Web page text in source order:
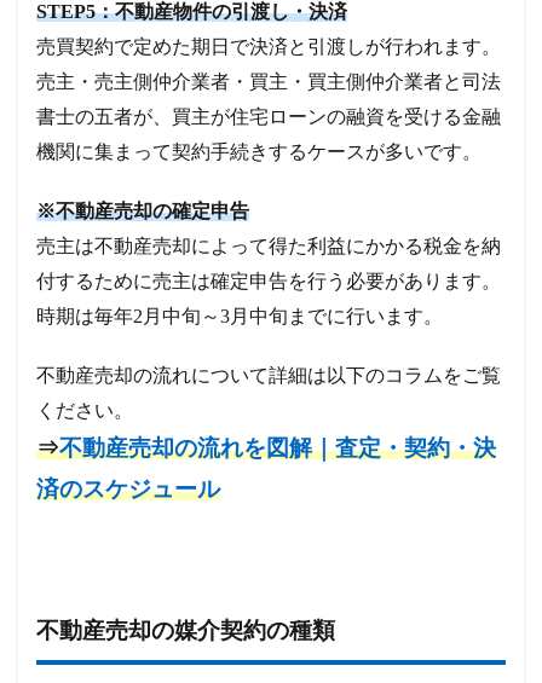
STEP5：不動産物件の引渡し・決済
売買契約で定めた期日で決済と引渡しが行われます。
売主・売主側仲介業者・買主・買主側仲介業者と司法
書士の五者が、買主が住宅ローンの融資を受ける金融
機関に集まって契約手続きするケースが多いです。
※不動産売却の確定申告
売主は不動産売却によって得た利益にかかる税金を納
付するために売主は確定申告を行う必要があります。
時期は毎年2月中旬～3月中旬までに行います。
不動産売却の流れについて詳細は以下のコラムをご覧
ください。
⇒不動産売却の流れを図解｜査定・契約・決
済のスケジュール
不動産売却の媒介契約の種類